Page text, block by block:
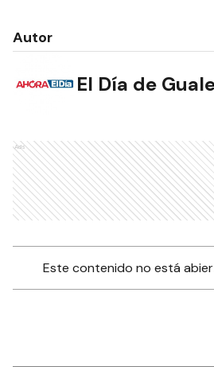
Autor
El Día de
Ads
Este contenido no está